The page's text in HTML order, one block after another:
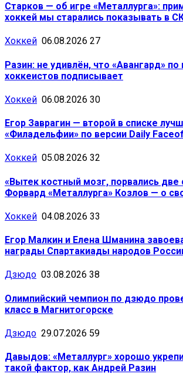
Старков — об игре «Металлурга»:
хоккей мы старались показывать в
Хоккей 06.08.2026 27
Разин: не удивлён, что «Авангард»
хоккеистов подписывает
Хоккей 06.08.2026 30
Егор Заврагин — второй в списке
«Филадельфии» по версии Daily
Хоккей 05.08.2026 32
«Вытек костный мозг, порвались две
Форвард «Металлурга» Козлов — о
Хоккей 04.08.2026 33
Егор Малкин и Елена Шманина
награды Спартакиады народов
Дзюдо 03.08.2026 38
Олимпийский чемпион по дзюдо
класс в Магнитогорске
Дзюдо 29.07.2026 59
Давыдов: «Металлург» хорошо
такой фактор, как Андрей Разин